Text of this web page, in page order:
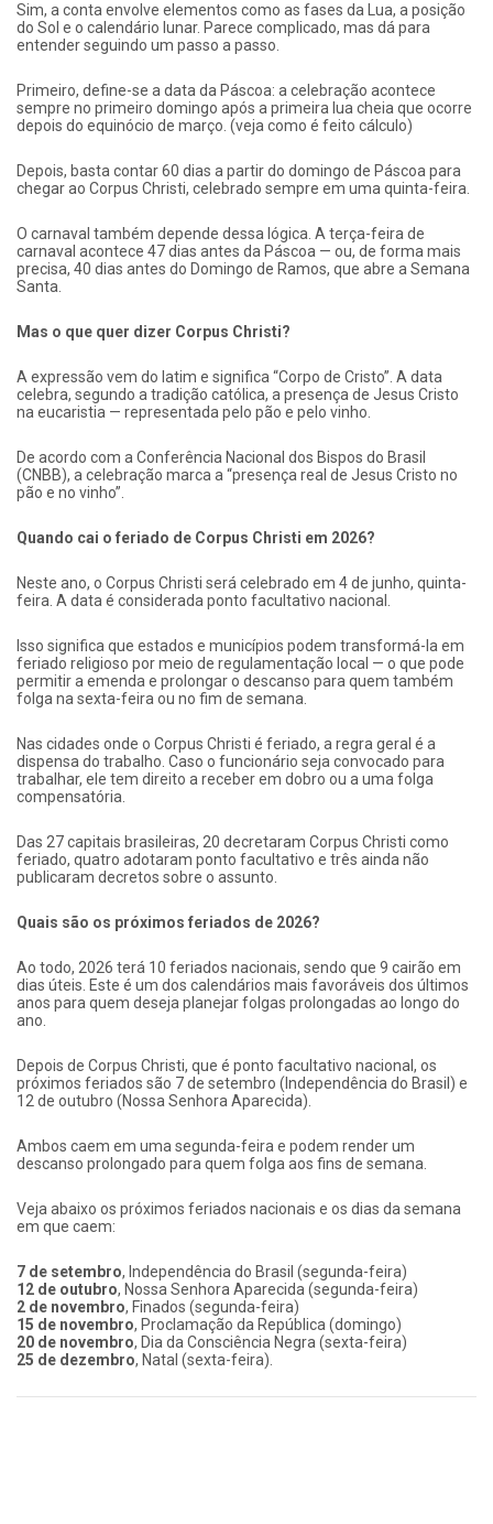
Sim, a conta envolve elementos como as fases da Lua, a posição
do Sol e o calendário lunar. Parece complicado, mas dá para
entender seguindo um passo a passo.
Primeiro, define-se a data da Páscoa: a celebração acontece
sempre no primeiro domingo após a primeira lua cheia que ocorre
depois do equinócio de março. (veja como é feito cálculo)
Depois, basta contar 60 dias a partir do domingo de Páscoa para
chegar ao Corpus Christi, celebrado sempre em uma quinta-feira.
O carnaval também depende dessa lógica. A terça-feira de
carnaval acontece 47 dias antes da Páscoa — ou, de forma mais
precisa, 40 dias antes do Domingo de Ramos, que abre a Semana
Santa.
Mas o que quer dizer Corpus Christi?
A expressão vem do latim e significa “Corpo de Cristo”. A data
celebra, segundo a tradição católica, a presença de Jesus Cristo
na eucaristia — representada pelo pão e pelo vinho.
De acordo com a Conferência Nacional dos Bispos do Brasil
(CNBB), a celebração marca a “presença real de Jesus Cristo no
pão e no vinho”.
Quando cai o feriado de Corpus Christi em 2026?
Neste ano, o Corpus Christi será celebrado em 4 de junho, quinta-
feira. A data é considerada ponto facultativo nacional.
Isso significa que estados e municípios podem transformá-la em
feriado religioso por meio de regulamentação local — o que pode
permitir a emenda e prolongar o descanso para quem também
folga na sexta-feira ou no fim de semana.
Nas cidades onde o Corpus Christi é feriado, a regra geral é a
dispensa do trabalho. Caso o funcionário seja convocado para
trabalhar, ele tem direito a receber em dobro ou a uma folga
compensatória.
Das 27 capitais brasileiras, 20 decretaram Corpus Christi como
feriado, quatro adotaram ponto facultativo e três ainda não
publicaram decretos sobre o assunto.
Quais são os próximos feriados de 2026?
Ao todo, 2026 terá 10 feriados nacionais, sendo que 9 cairão em
dias úteis. Este é um dos calendários mais favoráveis dos últimos
anos para quem deseja planejar folgas prolongadas ao longo do
ano.
Depois de Corpus Christi, que é ponto facultativo nacional, os
próximos feriados são 7 de setembro (Independência do Brasil) e
12 de outubro (Nossa Senhora Aparecida).
Ambos caem em uma segunda-feira e podem render um
descanso prolongado para quem folga aos fins de semana.
Veja abaixo os próximos feriados nacionais e os dias da semana
em que caem:
7 de setembro, Independência do Brasil (segunda-feira)
12 de outubro, Nossa Senhora Aparecida (segunda-feira)
2 de novembro, Finados (segunda-feira)
15 de novembro, Proclamação da República (domingo)
20 de novembro, Dia da Consciência Negra (sexta-feira)
25 de dezembro, Natal (sexta-feira).